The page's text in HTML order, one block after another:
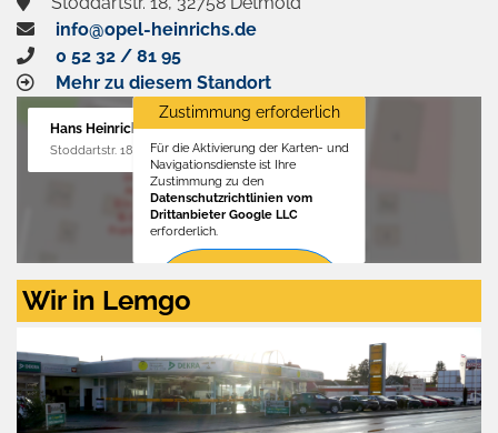
info@opel-heinrichs.de
0 52 32 / 81 95
Mehr zu diesem Standort
Hans Heinrichs GmbH
Stoddartstr. 18, 32758 Detmold
Zustimmung erforderlich
Für die Aktivierung der Karten- und
Navigationsdienste ist Ihre
Zustimmung zu den
Datenschutzrichtlinien vom
Drittanbieter Google LLC
erforderlich.
Zustimmen
aktivieren
Wir in Lemgo